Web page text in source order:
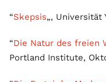
“Skepsis„, Universität
“Die Natur des freien
Portland Institute,